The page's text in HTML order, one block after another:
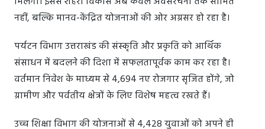
नहीं, बल्कि मानव-केंद्रित योजनाओं की ओर अग्रसर हो रहा है।
पर्यटन विभाग उत्तराखंड की संस्कृति और प्रकृति को आर्थिक
संसाधन में बदलने की दिशा में सफलतापूर्वक काम कर रहा है।
वर्तमान निवेश के माध्यम से 4,694 नए रोजगार सृजित होंगे, जो
ग्रामीण और पर्वतीय क्षेत्रों के लिए विशेष महत्व रखते हैं।
उच्च शिक्षा विभाग की योजनाओं से 4,428 युवाओं को अपने ही